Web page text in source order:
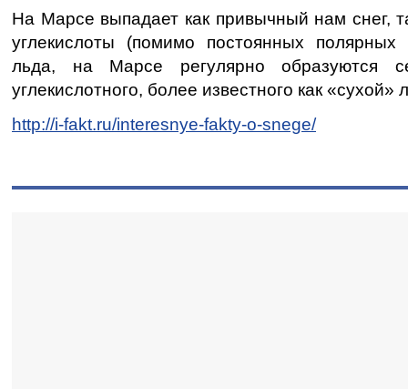
На Марсе выпадает как привычный нам снег,
углекислоты (помимо постоянных
льда, на Марсе регулярно образуются
углекислотного, более известного как «сухой»
http://i-fakt.ru/interesnye-fakty-o-snege/